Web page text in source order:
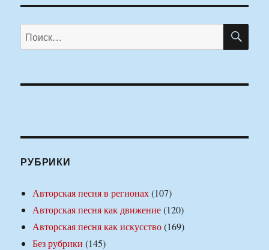
Искать:
РУБРИКИ
Авторская песня в регионах(107)
Авторская песня как движение(120)
Авторская песня как искусство(169)
Без рубрики (145)